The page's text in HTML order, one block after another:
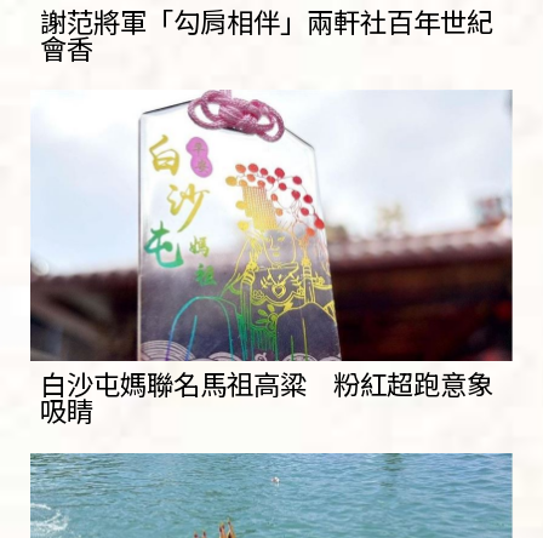
謝范將軍「勾肩相伴」兩軒社百年世紀
會香
白沙屯媽聯名馬祖高粱 粉紅超跑意象
吸睛